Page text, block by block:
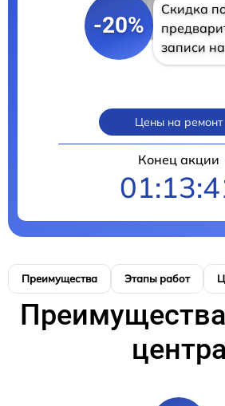
-20%
Скидка
записи
Цены на ремонт
Конец акции
Преимущества Этапы работ
центра